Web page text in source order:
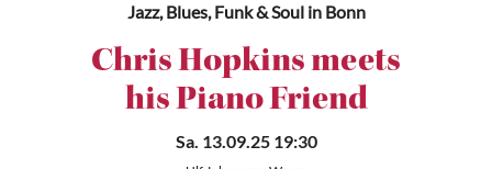
Jazz, Blues, Funk & Soulin Bonn
Chris Hopkins meets
his Piano Friend
Sa. 13.09.25 19:30